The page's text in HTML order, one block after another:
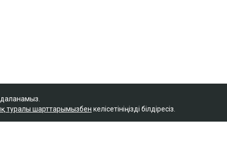
туралы шарттарымызбен келісетініңізді білдіресіз.